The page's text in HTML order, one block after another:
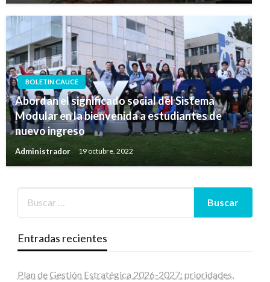
BOLETIN CAUCE
Abordan el significado social del Sistema
Modular en la bienvenida a estudiantes de
nuevo ingreso
Administrador 19 octubre, 2022
Entradas recientes
Plan de Gestión Estratégica 2026-2027: prioridades,